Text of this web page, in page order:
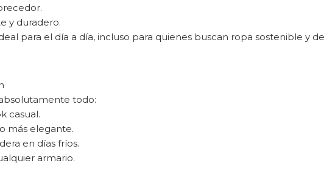
y duradero.
para el día a día, incluso para quienes buscan ropa sostenible y de
todo:
casual.
más elegante.
en días fríos.
armario.